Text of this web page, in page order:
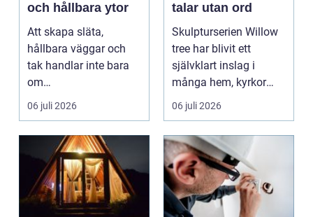
och hållbara ytor
Att skapa släta,
hållbara väggar och
tak handlar inte bara
om
hantverksskicklighet.
Valet av materia...
06 juli 2026
talar utan ord
Skulpturserien Willow
tree har blivit ett
självklart inslag i
många hem, kyrkor
och kapel...
06 juli 2026